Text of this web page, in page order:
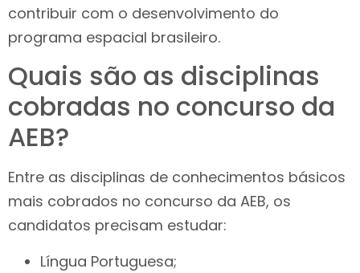
contribuir com o desenvolvimento do
programa espacial brasileiro.
Quais são as disciplinas
cobradas no concurso da
AEB?
Entre as disciplinas de conhecimentos básicos
mais cobrados no concurso da AEB, os
candidatos precisam estudar:
Língua Portuguesa;